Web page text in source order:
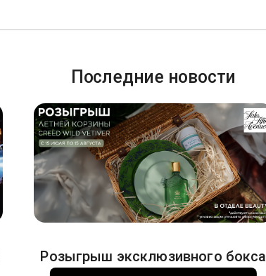
Последние новости
Розыгрыш эксклюзивного бокса